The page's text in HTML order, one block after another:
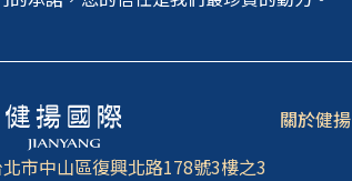
市中山區復興北路178號3樓之3
關於健揚